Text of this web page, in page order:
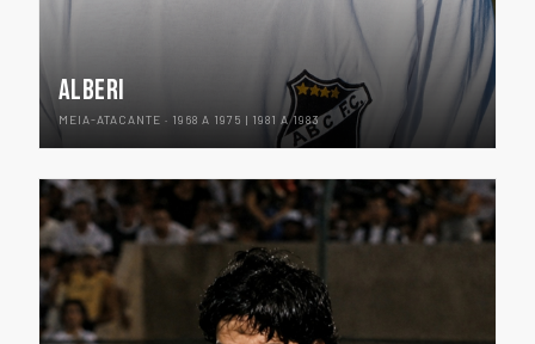
ALBERI
MEIA-ATACANTE · 1968 A 1975 | 1981 A 1983